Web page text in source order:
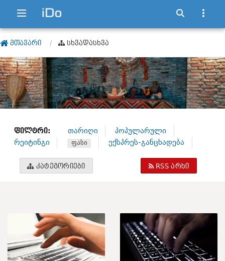
ᲛᲗᲐᲕᲐᲠᲘ ᲡᲮᲕᲐᲓᲐᲡᲮᲕᲐ
ᲤᲘᲚᲢᲠᲘ: თარიღი
პოპულარული
რეიტინგი
ფასი ექსპრეს-განცხადება
ᲙᲐᲢᲔᲒᲝᲠᲘᲔᲑᲘ RSS ᲐᲠᲮᲘ